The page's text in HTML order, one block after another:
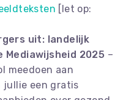
[let op:
uit: landelijk
Mediawijsheid 2025 –
meedoen aan
jullie een gratis